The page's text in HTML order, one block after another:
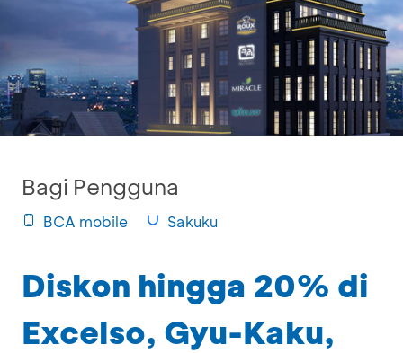
Bagi Pengguna
BCA mobile Sakuku
Diskon hingga 20% di
Excelso, Gyu-Kaku,